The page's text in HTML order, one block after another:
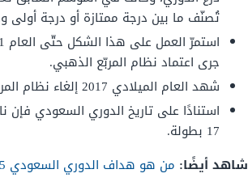
تُصنّف ما بين درجة ممتازة أو درجة
جرى اعتماد نظام المربّع الذهبي.
شهد العام الميلادي 2017 إلغاء نظام المربع الذهبي المعمول به، وتمّ إطلاق اسم الدوري السّعودي على الدوري الحالي.
استنادًا على تاريخ الدوري السعودي فإن
17 بطولة.
شاهد أيضًا: من هو هداف الدوري السعودي 2025